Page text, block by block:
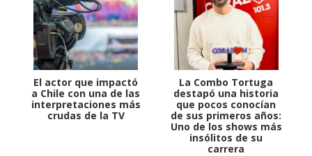
El actor que impactó
a Chile con una de las
interpretaciones más
crudas de la TV
La Combo Tortuga
destapó una historia
que pocos conocían
de sus primeros años:
Uno de los shows más
insólitos de su
carrera